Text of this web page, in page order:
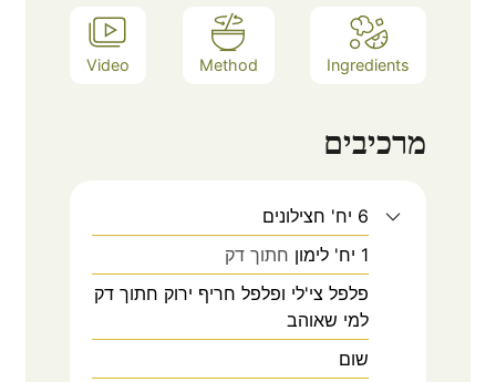
Ingredients
Method
Video
מרכיבים
6 יח' חצילונים
1 יח' לימון חתוך דק
פלפל צי'לי ופלפל חריף ירוק חתוך דק
למי שאוהב
שום